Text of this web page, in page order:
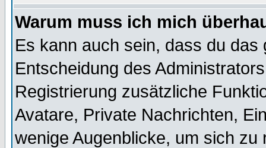
Warum muss ich mich
Es kann auch sein, dass du
Entscheidung des
Registrierung zusätzliche
Avatare, Private Nachrichten,
wenige Augenblicke, um sich